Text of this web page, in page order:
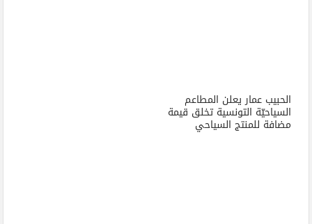
الحبيب عمار يعلن المطاعم
السياحيّة التونسية تخلق قيمة
مضافة للمنتج السياحي